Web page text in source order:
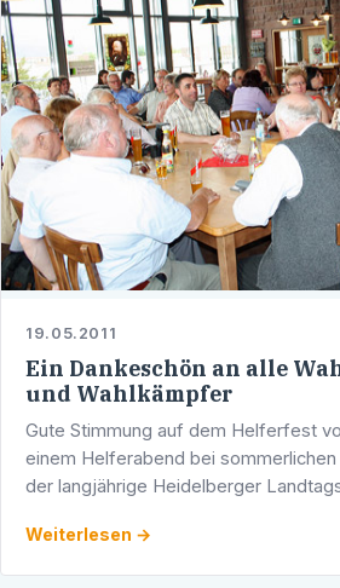
19.05.2011
Ein Dankeschön an alle
und Wahlkämpfer
Gute Stimmung auf dem Helferfest
einem Helferabend bei
der langjährige Heidelberger
Weiterlesen →